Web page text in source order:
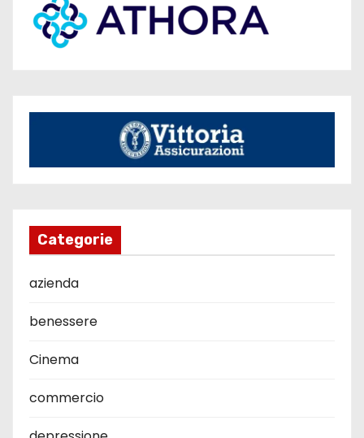
Categorie
azienda
benessere
Cinema
commercio